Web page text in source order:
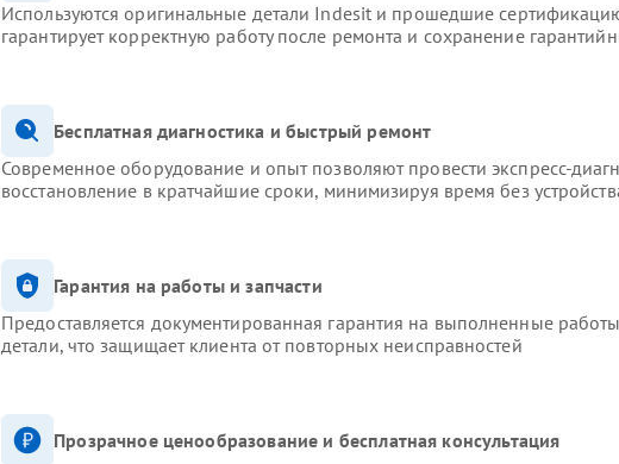
Используются оригинальные детали Indesit и прошедшие
гарантирует корректную работу после ремонта и сохранение
Бесплатная диагностика и быстрый ремонт
Современное оборудование и опыт позволяют провести экспресс-
восстановление в кратчайшие сроки, минимизируя время без
Гарантия на работы и запчасти
Предоставляется документированная гарантия на выполненные
детали, что защищает клиента от повторных неисправностей
Прозрачное ценообразование и бесплатная консультация